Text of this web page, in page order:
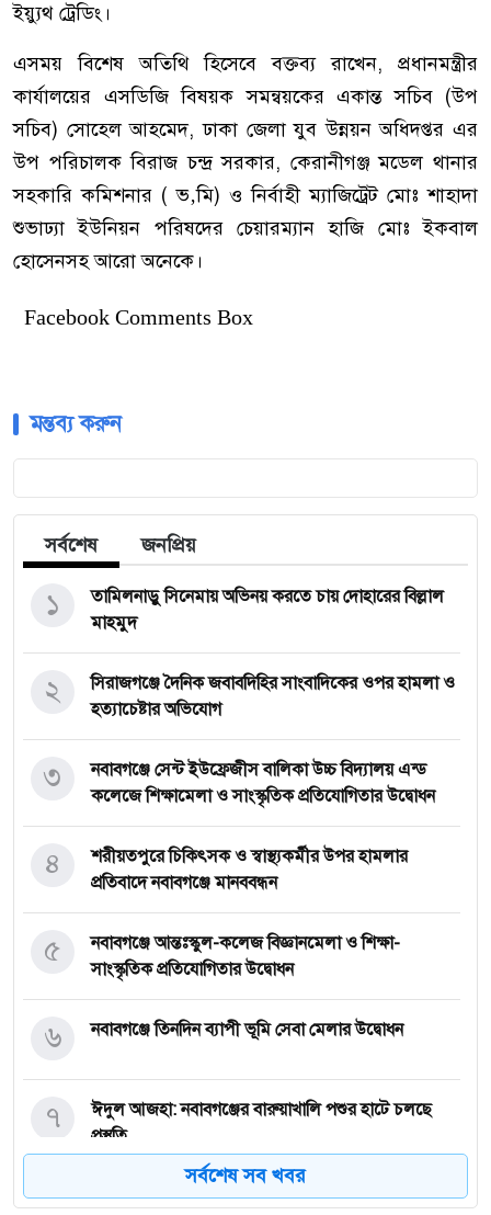
ইয়্যুথ ট্রেডিং।
এসময় বিশেষ অতিথি হিসেবে বক্তব্য রাখেন, প্রধানমন্ত্রীর
কার্যালয়ের এসডিজি বিষয়ক সমন্বয়কের একান্ত সচিব (উপ
সচিব) সোহেল আহমেদ, ঢাকা জেলা যুব উন্নয়ন অধিদপ্তর এর
উপ পরিচালক বিরাজ চন্দ্র সরকার, কেরানীগঞ্জ মডেল থানার
সহকারি কমিশনার ( ভ‚মি) ও নির্বাহী ম্যাজিট্রেট মোঃ শাহাদা
শুভাঢ্যা ইউনিয়ন পরিষদের চেয়ারম্যান হাজি মোঃ ইকবাল
হোসেনসহ আরো অনেকে।
Facebook Comments Box
মন্তব্য করুন
সর্বশেষ জনপ্রিয়
তামিলনাড়ু সিনেমায় অভিনয় করতে চায় দোহারের বিল্লাল
মাহমুদ
১
সিরাজগঞ্জে দৈনিক জবাবদিহির সাংবাদিকের ওপর হামলা ও
হত্যাচেষ্টার অভিযোগ
২
নবাবগঞ্জে সেন্ট ইউফ্রেজীস বালিকা উচ্চ বিদ্যালয় এন্ড
কলেজে শিক্ষামেলা ও সাংস্কৃতিক প্রতিযোগিতার উদ্বোধন
৩
শরীয়তপুরে চিকিৎসক ও স্বাস্থ্যকর্মীর উপর হামলার
প্রতিবাদে নবাবগঞ্জে মানববন্ধন
৪
নবাবগঞ্জে আন্তঃস্কুল-কলেজ বিজ্ঞানমেলা ও শিক্ষা-
সাংস্কৃতিক প্রতিযোগিতার উদ্বোধন
৫
নবাবগঞ্জে তিনদিন ব্যাপী ভূমি সেবা মেলার উদ্বোধন
৬
ঈদুল আজহা: নবাবগঞ্জের বারুয়াখালি পশুর হাটে চলছে
প্রস্তুতি
৭
নবাবগঞ্জে পরিস্কার পরিচ্ছন্নতা অভিযানে এমপি
৮
সর্বশেষ সব খবর